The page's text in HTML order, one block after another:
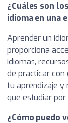
¿Cuáles son
idioma en una
Aprender un
proporciona
idiomas,
de practicar con
tu aprendizaje
que estudiar por
¿Cómo puedo